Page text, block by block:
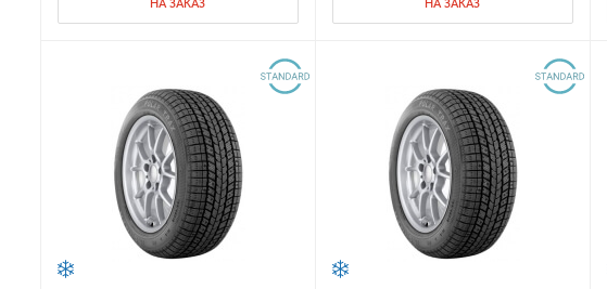
НА ЗАКАЗ НА ЗАКАЗ